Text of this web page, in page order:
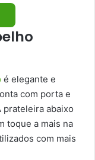
é elegante e
com porta e
prateleira abaixo
toque a mais na
com mais